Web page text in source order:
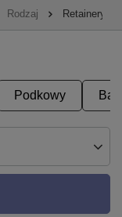
Rodzaj Retainery /
Podkowy